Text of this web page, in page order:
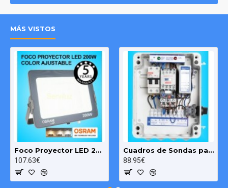
MÁS VISTOS
Foco Proyector LED 200W OSRAM IP65 Color Ajustable Exterior e Interior
107.63€
Cuadros de Sondas para bomba Sumergibles 3.00 HP monofásico Pozo MAXGE
88.95€